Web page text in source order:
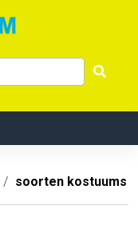
soorten kostuums